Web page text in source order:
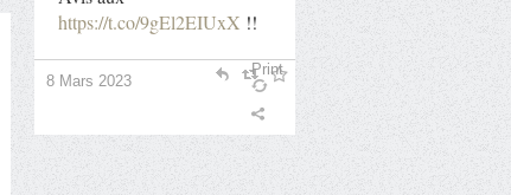
https://t.co/9gEl2EIUxX !!
8 Mars 2023
Print